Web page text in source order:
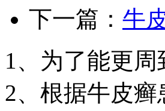
下一篇： 牛
1、为了能更
2、根据牛皮